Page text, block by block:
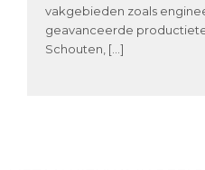
vakgebieden zoals
geavanceerde
Schouten, […]